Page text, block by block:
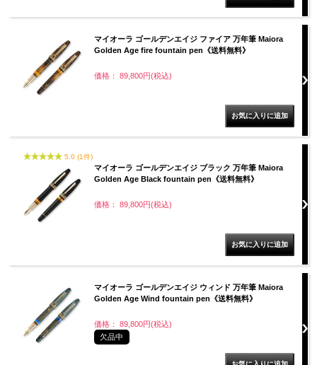
マイオーラ ゴールデンエイジ ファイア 万年筆 Maiora
Golden Age fire fountain pen《送料無料》
価格： 89,800円(税込)
5.0 (1件)
マイオーラ ゴールデンエイジ ブラック 万年筆 Maiora
Golden Age Black fountain pen《送料無料》
価格： 89,800円(税込)
マイオーラ ゴールデンエイジ ウィンド 万年筆 Maiora
Golden Age Wind fountain pen《送料無料》
価格： 89,800円(税込)
欠品中